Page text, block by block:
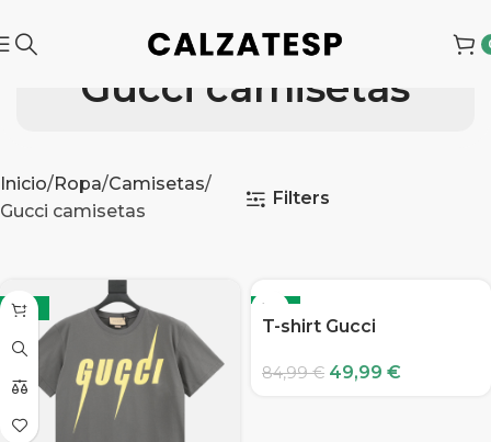
Gucci camisetas
Inicio Ropa Camisetas
Gucci camisetas
Filters
-41% -41%
T-shirt Gucci
84,99€ 49,99 €